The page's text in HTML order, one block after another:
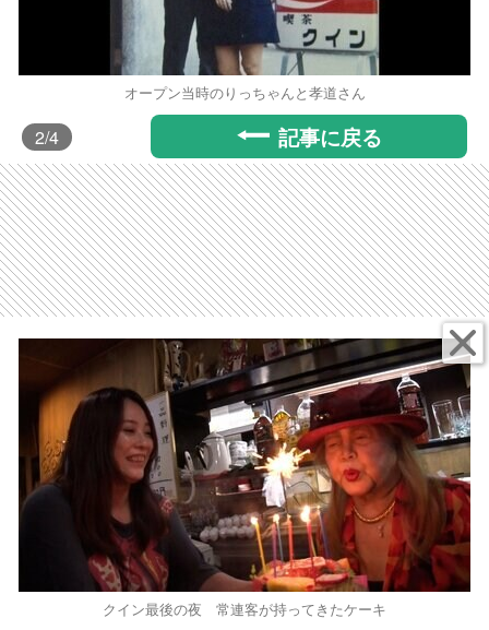
オープン当時のりっちゃんと孝道さん
2/4 記事に戻る
クイン最後の夜 常連客が持ってきたケーキ